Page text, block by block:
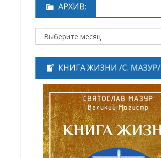
АРХИВ:
КНИГА ЖИЗНИ /С. МАЗУР/